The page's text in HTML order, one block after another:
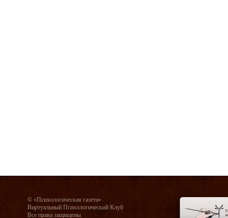
© «Психологическая газета»
Виртуальный Психологический Клуб
Все права защищены